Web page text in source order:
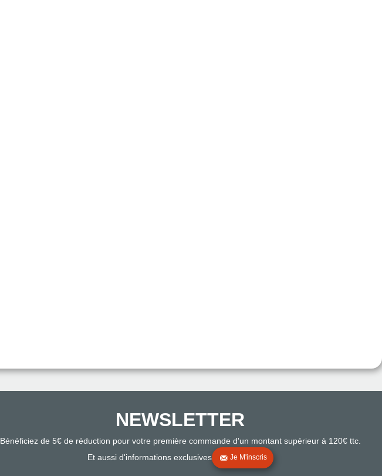
NEWSLETTER
Bénéficiez de 5€ de réduction pour votre première commande d'un montant supérieur à 120€ ttc.
Et aussi d'informations exclusives
Je M'inscris